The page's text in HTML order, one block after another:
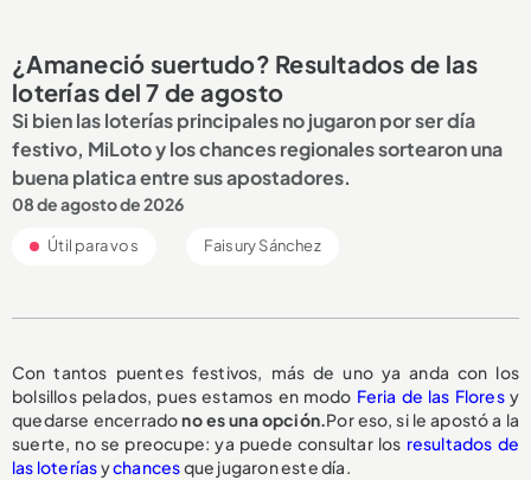
¿Amaneció suertudo? Resultados de las
loterías del 7 de agosto
Si bien las loterías principales no jugaron por ser día
festivo, MiLoto y los chances regionales sortearon una
buena platica entre sus apostadores.
08 de agosto de 2026
Útil para vos Faisury Sánchez
Con tantos puentes festivos, más de uno ya anda con los
bolsillos pelados, pues estamos en modo Feria de las Floresy
quedarse encerradono es una opción.Por eso, si le apostó a la
suerte, no se preocupe: ya puede consultar los resultados de
las loteríasychancesque jugaron este día.